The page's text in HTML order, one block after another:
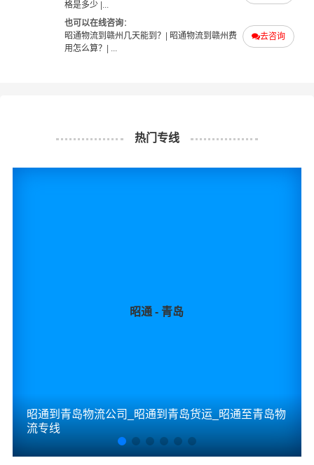
格是多少|...
去咨询
也可以在线咨询：
昭通物流到赣州几天能到？
昭通物流到赣州费
用怎么算？
| ...
热门专线
昭通 - 青岛
昭通到青岛物流公司_昭通到青岛货运_昭通至青岛物
流专线